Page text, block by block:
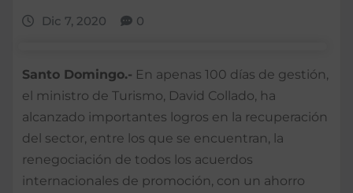
Dic 7, 2020 0
Santo Domingo.- En apenas 100 días de gestión,
el ministro de Turismo, David Collado, ha
alcanzado importantes logros en la recuperación
del sector, entre los que se encuentran, la
renegociación de todos los acuerdos
internacionales de promoción, con un ahorro